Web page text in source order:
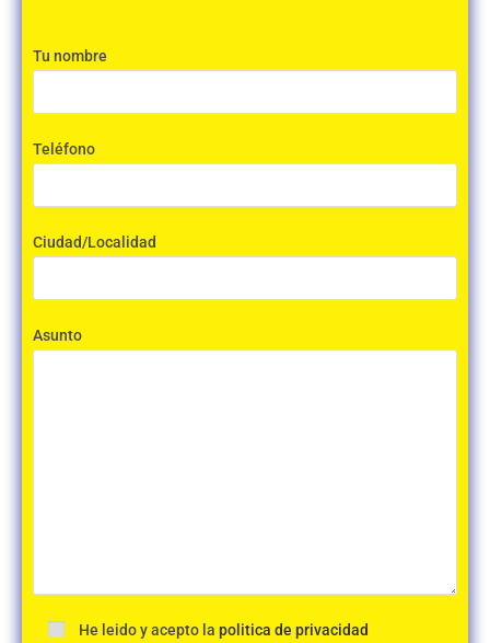
Tu nombre
Teléfono
Ciudad/Localidad
Asunto
He leido y acepto la politica de privacidad